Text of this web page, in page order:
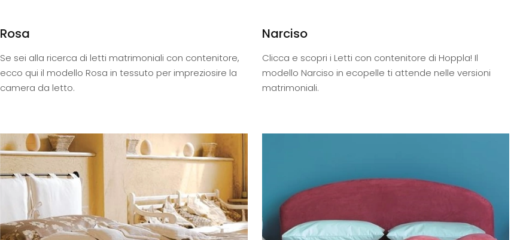
Rosa
Se sei alla ricerca di letti matrimoniali con contenitore,
ecco qui il modello Rosa in tessuto per impreziosire la
camera da letto.
Narciso
Clicca e scopri i Letti con contenitore di Hoppla! Il
modello Narciso in ecopelle ti attende nelle versioni
matrimoniali.